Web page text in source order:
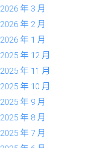
2026 年 3 月
2026 年 2 月
2026 年 1 月
2025 年 12 月
2025 年 11 月
2025 年 10 月
2025 年 9 月
2025 年 8 月
2025 年 7 月